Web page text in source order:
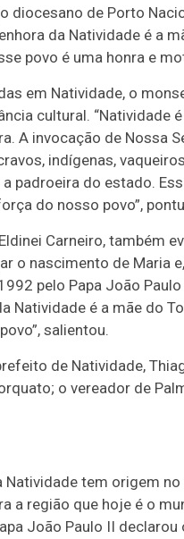
diocesano de Porto
da Natividade é a
povo é uma honra e
em Natividade, o
cultural.
A invocação de Nossa
indígenas,
padroeira do estado.
do nosso povo”,
Carneiro, também
o nascimento de Maria
pelo Papa João
Natividade é a mãe do
salientou.
de Natividade,
o vereador de
Natividade tem origem
a região que hoje é o
João Paulo II